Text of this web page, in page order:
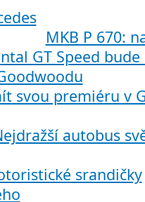
MKB P 670:
svou premiéru v
autobus
srandičky